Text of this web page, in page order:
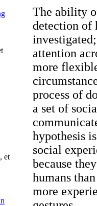
et
The ability
detection of
attention
more
process of
a set of
hypothesis
social
because
humans
more